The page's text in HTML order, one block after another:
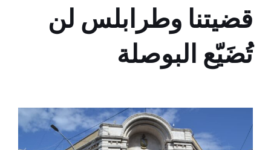
قضيتنا وطرابلس لن
تُضَيّع البوصلة